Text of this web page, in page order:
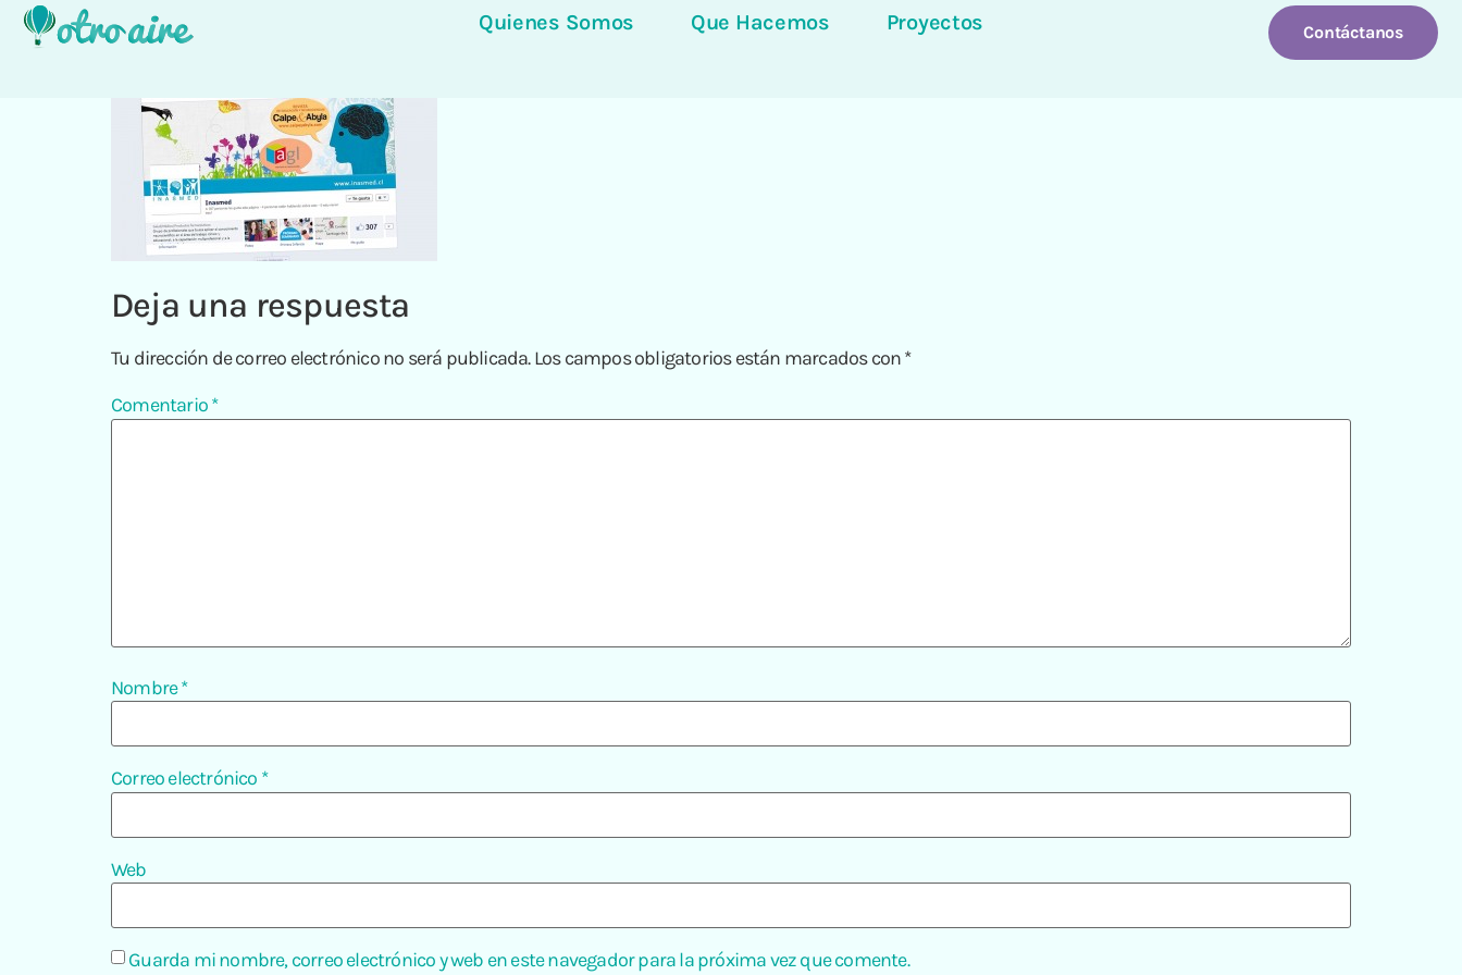
Quienes Somos Que Hacemos Proyectos Contáctanos
Deja una respuesta
Tu dirección de correo electrónico no será publicada.Los campos obligatorios están marcados con*
Comentario*
Nombre*
Correo electrónico *
Web
Guarda mi nombre, correo electrónico y web en este navegador para la próxima vez que comente.